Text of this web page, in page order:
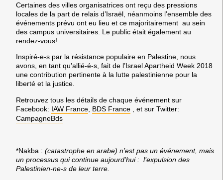
Certaines des villes organisatrices ont reçu des pressions
locales de la part de relais d’Israël, néanmoins l’ensemble des
événements prévu ont eu lieu et ce majoritairement au sein
des campus universitaires. Le public était également au
rendez-vous!
Inspiré-e-s par la résistance populaire en Palestine, nous
avons, en tant qu’allié-é-s, fait de l’Israel Apartheid Week 2018
une contribution pertinente à la lutte palestinienne pour la
liberté et la justice.
Retrouvez tous les détails de chaque événement sur
Facebook: IAW France BDS France , et sur Twitter:
CampagneBds
*Nakba : (catastrophe en arabe) n’est pas un événement, mais
un processus qui continue aujourd’hui : l’expulsion des
Palestinien-ne-s de leur terre.